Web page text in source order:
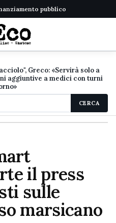
pubblico
Greco: «Servirà solo a
aggiuntive a medici con turni
CERCA
il press
sulle
marsicano